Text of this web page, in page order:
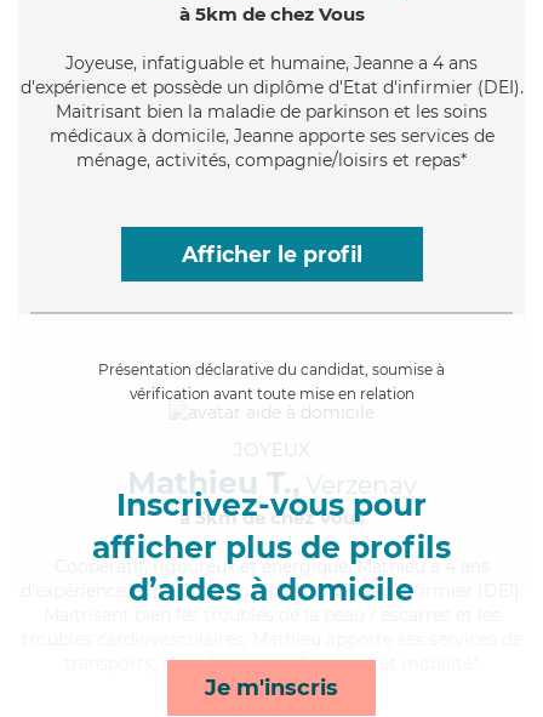
à 5km de chez Vous
Joyeuse, infatiguable et humaine, Jeanne a 4 ans
d'expérience et possède un diplôme d'Etat d'infirmier (DEI).
Maitrisant bien la maladie de parkinson et les soins
médicaux à domicile, Jeanne apporte ses services de
ménage, activités, compagnie/loisirs et repas*
Afficher le profil
Présentation déclarative du candidat, soumise à
vérification avant toute mise en relation
Inscrivez-vous pour
afficher plus de profils
d’aides à domicile
Je m'inscris
JOYEUX
Mathieu T., Verzenay
à 5km de chez Vous
, rigoureux et énergique, Mathieu a 4 ans
d'expérience et possède un diplôme d'Etat d'infirmier (DEI).
transports, rappels, courses/livraison et mobilité*